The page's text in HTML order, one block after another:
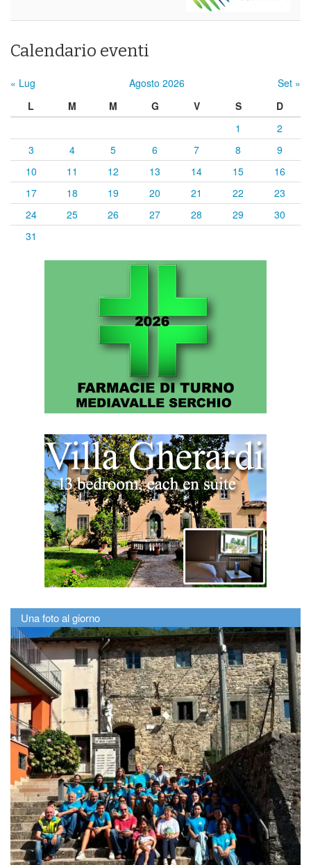
Calendario eventi
« Lug Agosto 2026
Set »
L
M M G V S
D
1
2
3
4 5 6 7 8
9
10
11 12 13 14 15
16
17
18 19 20 21 22
23
24
25 26 27 28 29
30
31
Una foto al giorno